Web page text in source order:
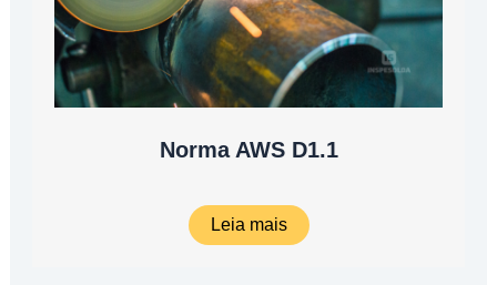
Norma AWS D1.1
Leia mais